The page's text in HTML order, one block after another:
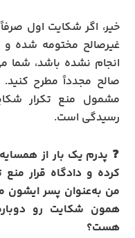
خیر، اگر شکایت اول
غیرصالح مختومه شده
انجام نشده باشد، شما
صالح مجدداً مطرح
مشمول منع تکرار
رسیدگی است.
❓ پدرم یک بار از
کرده و دادگاه قرار
من به‌عنوان پسر ایشون
همون شکایت رو
هست؟